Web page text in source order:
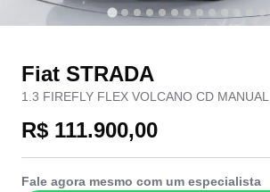
Fiat STRADA
1.3 FIREFLY FLEX VOLCANO CD MANUAL
R$ 111.900,00
Fale agora mesmo com um especialista